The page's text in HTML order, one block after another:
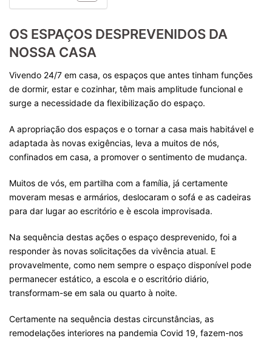
OS ESPAÇOS DESPREVENIDOS DA
NOSSA CASA
Vivendo 24/7 em casa, os espaços que antes tinham funções
de dormir, estar e cozinhar, têm mais amplitude funcional e
surge a necessidade da flexibilização do espaço.
A apropriação dos espaços e o tornar a casa mais habitável e
adaptada às novas exigências, leva a muitos de nós,
confinados em casa, a promover o sentimento de mudança.
Muitos de vós, em partilha com a família, já certamente
moveram mesas e armários, deslocaram o sofá e as cadeiras
para dar lugar ao escritório e è escola improvisada.
Na sequência destas ações o espaço desprevenido, foi a
responder às novas solicitações da vivência atual. E
provavelmente, como nem sempre o espaço disponível pode
permanecer estático, a escola e o escritório diário,
transformam-se em sala ou quarto à noite.
Certamente na sequência destas circunstâncias, as
remodelações interiores na pandemia Covid 19, fazem-nos